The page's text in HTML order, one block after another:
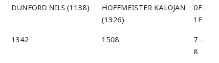
1342 1508
7 -
8
DUNFORD NILS (1138)
HOFFMEISTER KALOJAN
(1326)
0F-
1F